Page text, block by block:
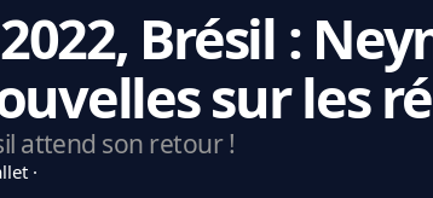
Brésil :
sur les
attend son retour !